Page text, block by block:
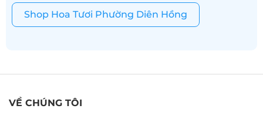
Shop Hoa Tươi Phường Diên Hồng
VỀ CHÚNG TÔI